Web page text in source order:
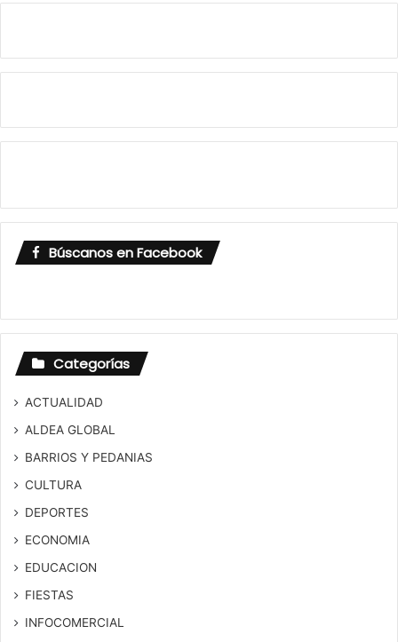
Búscanos en Facebook
Categorías
ACTUALIDAD
ALDEA GLOBAL
BARRIOS Y PEDANIAS
CULTURA
DEPORTES
ECONOMIA
EDUCACION
FIESTAS
INFOCOMERCIAL